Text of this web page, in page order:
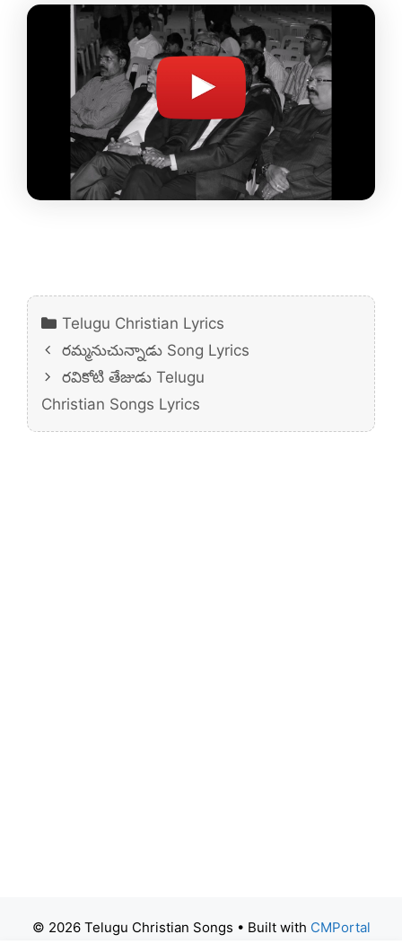
Categories
Telugu Christian Lyrics
రమ్మనుచున్నాడు Song Lyrics
రవికోటి తేజుడు Telugu
Christian Songs Lyrics
© 2026 Telugu Christian Songs • Built with CMPortal